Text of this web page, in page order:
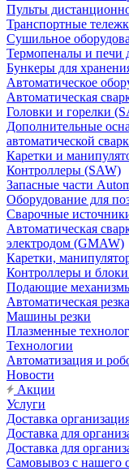
Пульты
Транспортные
Сушильное
Термопеналы и печи
Бункеры для
Автоматическое
Автоматическая
Головки и горелки
Дополнительные
автоматической
Каретки и
Контроллеры (SAW)
Запасные части
Оборудование для
Сварочные
Автоматическая
электродом (GMAW)
Каретки,
Контроллеры и
Подающие
Автоматическая резка
Машины резки
Плазменные
Технологии
Автоматизация и
Новости
Акции
Услуги
Доставка
Доставка для
Доставка для
Самовывоз с нашего